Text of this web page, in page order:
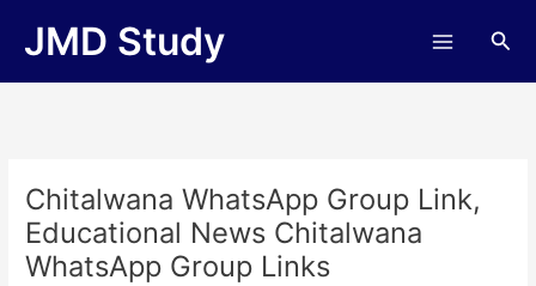
JMD Study
Chitalwana WhatsApp Group Link,
Educational News Chitalwana
WhatsApp Group Links